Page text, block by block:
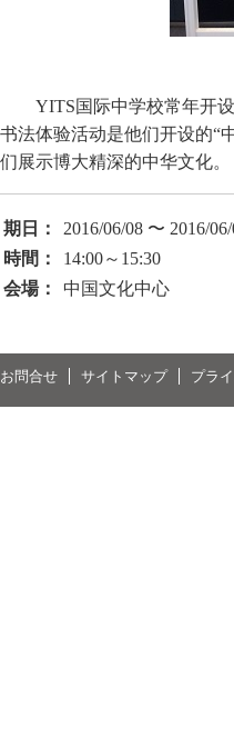
YITS国际中学校常年开
书法体验活动是他们开设的“
们展示博大精深的中华文化。
期日：
2016/06/08 〜 2016/
時間：
14:00～15:30
会場：
中国文化中心
お問合せ サイトマップ プラ